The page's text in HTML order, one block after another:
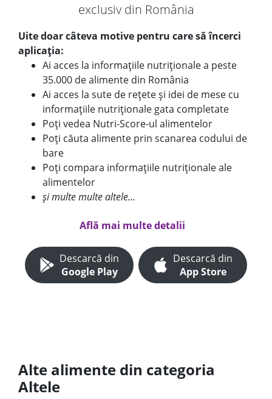
exclusiv din România
Uite doar câteva motive pentru care să încerci
aplicația:
Ai acces la informațiile nutriționale a peste
35.000 de alimente din România
Ai acces la sute de rețete și idei de mese cu
informațiile nutriționale gata completate
Poți vedea Nutri-Score-ul alimentelor
Poți căuta alimente prin scanarea codului de
bare
Poți compara informațiile nutriționale ale
alimentelor
și multe multe altele...
Află mai multe detalii
Descarcă din
Google Play
Descarcă din
App Store
Alte alimente din categoria
Altele